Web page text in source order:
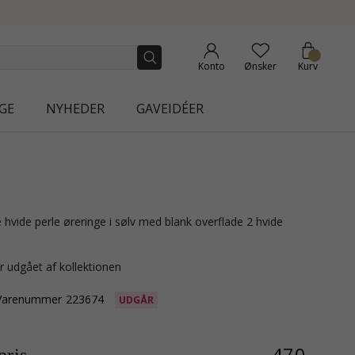
Konto Ønsker Kurv
NYHEDER GAVEIDÉER
udgået af kollektionen
223674 UDGÅR